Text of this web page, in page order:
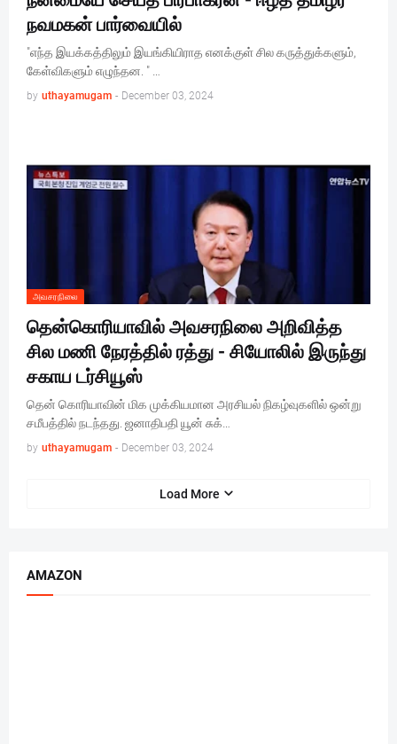
நவமகன் பார்வையில்
"எந்த இயக்கத்திலும் இயங்கியிராத எனக்குள் சில கருத்துக்களும்,
கேள்விகளும் எழுந்தன. " …
by uthayamugam - December 03, 2024
அவசரநிலை
தென்கொரியாவில் அவசரநிலை அறிவித்த
சில மணி நேரத்தில் ரத்து - சியோலில் இருந்து
சகாய டர்சியூஸ்
தென் கொரியாவின் மிக முக்கியமான அரசியல் நிகழ்வுகளில் ஒன்று
சமீபத்தில் நடந்தது. ஜனாதிபதி யூன் சுக்…
by uthayamugam - December 03, 2024
Load More
AMAZON